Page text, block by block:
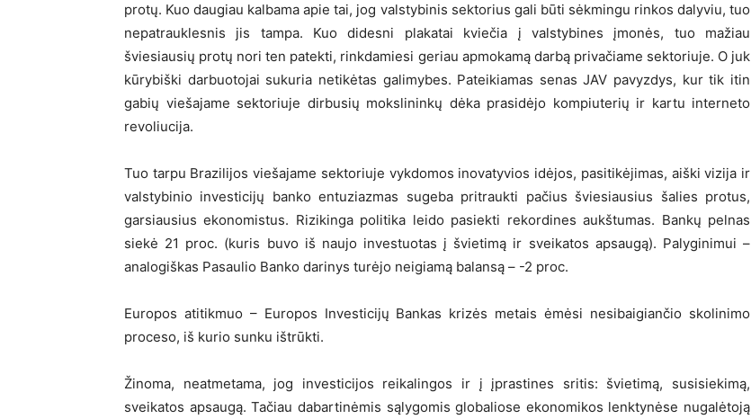
protų. Kuo daugiau kalbama apie tai, jog valstybinis sektorius gali būti sėkmingu rinkos dalyviu, tuo
nepatrauklesnis jis tampa. Kuo didesni plakatai kviečia į valstybines įmonės, tuo mažiau
šviesiausių protų nori ten patekti, rinkdamiesi geriau apmokamą darbą privačiame sektoriuje. O juk
kūrybiški darbuotojai sukuria netikėtas galimybes. Pateikiamas senas JAV pavyzdys, kur tik itin
gabių viešajame sektoriuje dirbusių mokslininkų dėka prasidėjo kompiuterių ir kartu interneto
revoliucija.
Tuo tarpu Brazilijos viešajame sektoriuje vykdomos inovatyvios idėjos, pasitikėjimas, aiški vizija ir
valstybinio investicijų banko entuziazmas sugeba pritraukti pačius šviesiausius šalies protus,
garsiausius ekonomistus. Rizikinga politika leido pasiekti rekordines aukštumas. Bankų pelnas
siekė 21 proc. (kuris buvo iš naujo investuotas į švietimą ir sveikatos apsaugą). Palyginimui –
analogiškas Pasaulio Banko darinys turėjo neigiamą balansą – -2 proc.
Europos atitikmuo – Europos Investicijų Bankas krizės metais ėmėsi nesibaigiančio skolinimo
proceso, iš kurio sunku ištrūkti.
Žinoma, neatmetama, jog investicijos reikalingos ir į įprastines sritis: švietimą, susisiekimą,
sveikatos apsaugą. Tačiau dabartinėmis sąlygomis globaliose ekonomikos lenktynėse nugalėtoją